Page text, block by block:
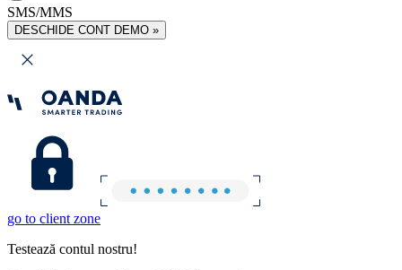
SMS/MMS
DESCHIDE CONT DEMO »
go to client zone
Testează contul nostru!